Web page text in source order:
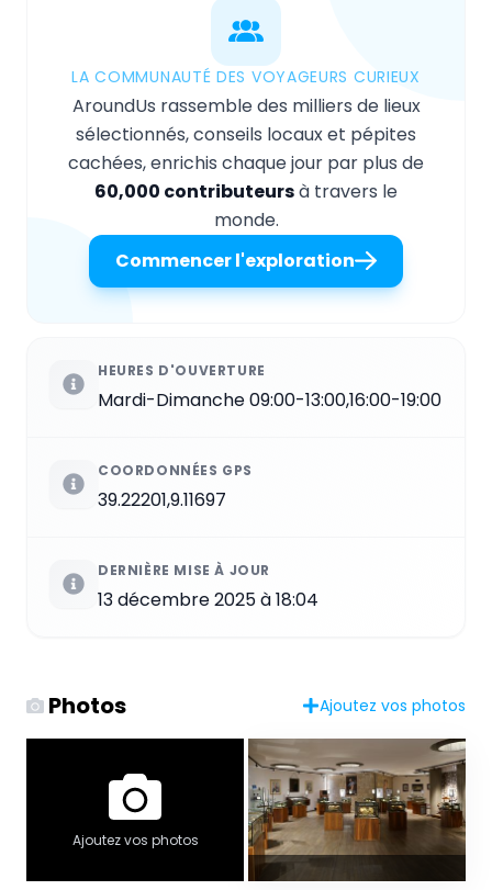
LA COMMUNAUTÉ DES VOYAGEURS CURIEUX
AroundUs rassemble des milliers de lieux
sélectionnés, conseils locaux et pépites
cachées, enrichis chaque jour par plus de
60,000 contributeursà travers le
monde.
Commencer l'exploration
HEURES D'OUVERTURE
Mardi-Dimanche 09:00-13:00,16:00-19:00
COORDONNÉES GPS
39.22201,9.11697
DERNIÈRE MISE À JOUR
13 décembre 2025 à 18:04
Photos Ajoutez vos photos
Ajoutez vos photos